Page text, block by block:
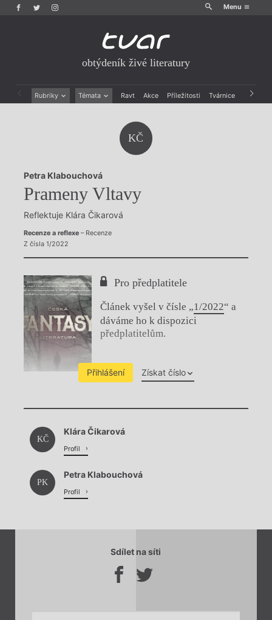
Menu
obtýdeník živé literatury
Rubriky Témata Ravt Akce Příležitosti Tvárnice Archiv
Rozhovory
Dokument
Výroční ceny
KČ
Petra Klabouchová
Prameny Vltavy
Reflektuje Klára Čikarová
Recenze a reflexe– Recenze
Z čísla 1/2022
Pro předplatitele
Článek vyšel v čísle „1/2022“ a
dáváme ho k dispozici
předplatitelům.
Přihlášení Získat číslo
Chviličku.
Načítá se.
KČ
Klára Čikarová
Profil
PK
Petra Klabouchová
Profil
Sdílet na síti